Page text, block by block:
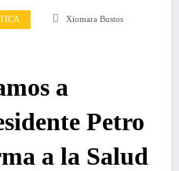
Xiomara Bustos
a
Petro
a la Salud